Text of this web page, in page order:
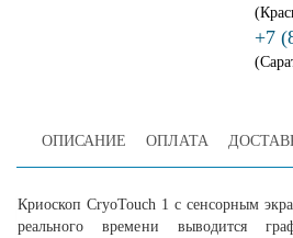
+7
ОПИСАНИЕ ОПЛАТА
Криоскоп CryoTouch 1 с сенсорным
реального времени выводится